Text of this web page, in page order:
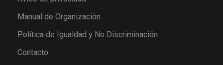
Manual de Organización
Política de Igualdad y No Discriminación
Contacto